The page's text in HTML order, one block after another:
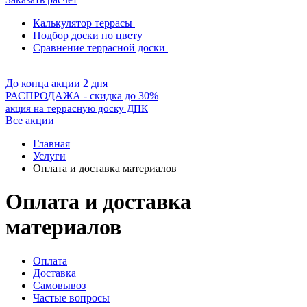
Калькулятор террасы
Подбор доски по цвету
Сравнение террасной доски
До конца акции 2 дня
РАСПРОДАЖА - скидка до 30%
акция на террасную доску ДПК
Все акции
Главная
Услуги
Оплата и доставка материалов
Оплата и доставка
материалов
Оплата
Доставка
Самовывоз
Частые вопросы